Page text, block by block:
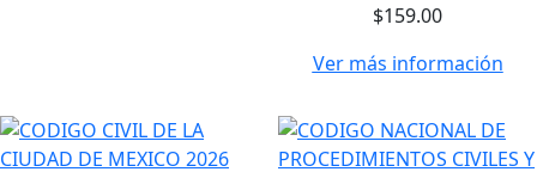
$159.00
Ver más información